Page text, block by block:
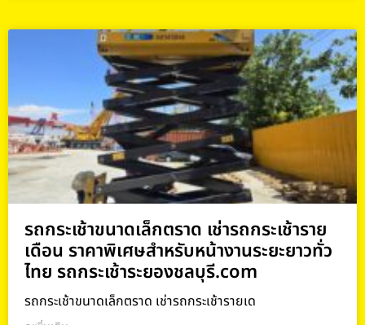
รถกระเช้าขนาดเล็กตราด เช่ารถกระเช้าราย
เดือน ราคาพิเศษสำหรับหน้างานระยะยาวทั่ว
ไทย รถกระเช้าระยองชลบุรี.com
รถกระเช้าขนาดเล็กตราด เช่ารถกระเช้ารายเด